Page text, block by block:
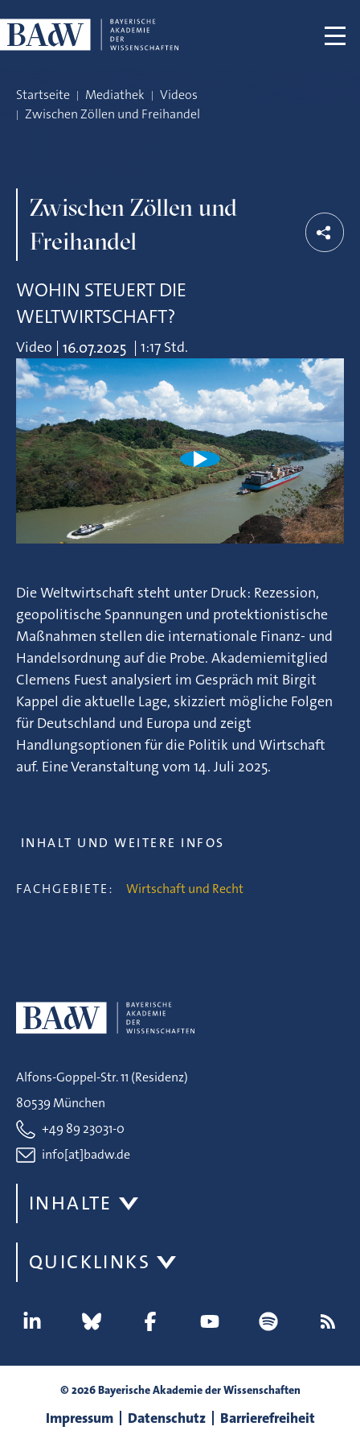
Startseite Mediathek
Videos
Zwischen Zöllen und Freihandel
Zwischen Zöllen und
Freihandel
WOHIN STEUERT DIE
WELTWIRTSCHAFT?
Video | 16.07.2025 | 1:17 Std.
Die Weltwirtschaft steht unter Druck: Rezession,
geopolitische Spannungen und protektionistische
Maßnahmen stellen die internationale Finanz- und
Handelsordnung auf die Probe. Akademiemitglied
Clemens Fuest analysiert im Gespräch mit Birgit
Kappel die aktuelle Lage, skizziert mögliche Folgen
für Deutschland und Europa und zeigt
Handlungsoptionen für die Politik und Wirtschaft
auf. Eine Veranstaltung vom 14. Juli 2025.
INHALT UND WEITERE INFOS
FACHGEBIETE: Wirtschaft und Recht
Alfons-Goppel-Str. 11 (Residenz)
80539 München
+49 89 23031-0
info[at]badw.de
INHALTE
QUICKLINKS
© 2026 Bayerische Akademie der Wissenschaften
Impressum Datenschutz Barrierefreiheit